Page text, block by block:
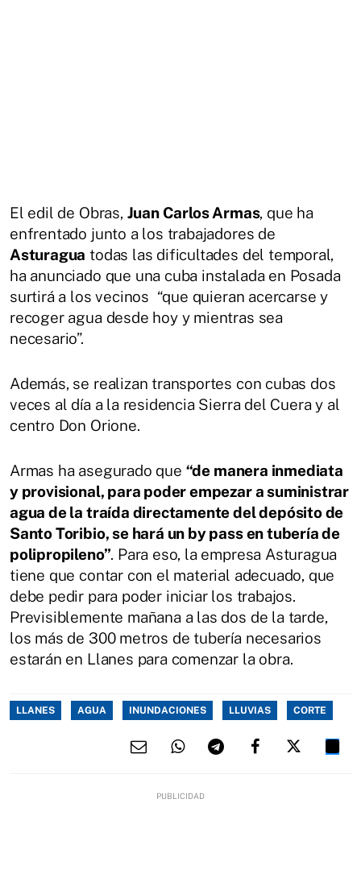
El edil de Obras, Juan Carlos Armas, que ha
enfrentado junto a los trabajadores de
Asturagua todas las dificultades del temporal,
ha anunciado que una cuba instalada en Posada
surtirá a los vecinos “que quieran acercarse y
recoger agua desde hoy y mientras sea
necesario”.
Además, se realizan transportes con cubas dos
veces al día a la residencia Sierra del Cuera y al
centro Don Orione.
Armas ha asegurado que “de manera inmediata
y provisional, para poder empezar a suministrar
agua de la traída directamente del depósito de
Santo Toribio, se hará un by pass en tubería de
polipropileno”. Para eso, la empresa Asturagua
tiene que contar con el material adecuado, que
debe pedir para poder iniciar los trabajos.
Previsiblemente mañana a las dos de la tarde,
los más de 300 metros de tubería necesarios
estarán en Llanes para comenzar la obra.
LLANES AGUA INUNDACIONES LLUVIAS CORTE